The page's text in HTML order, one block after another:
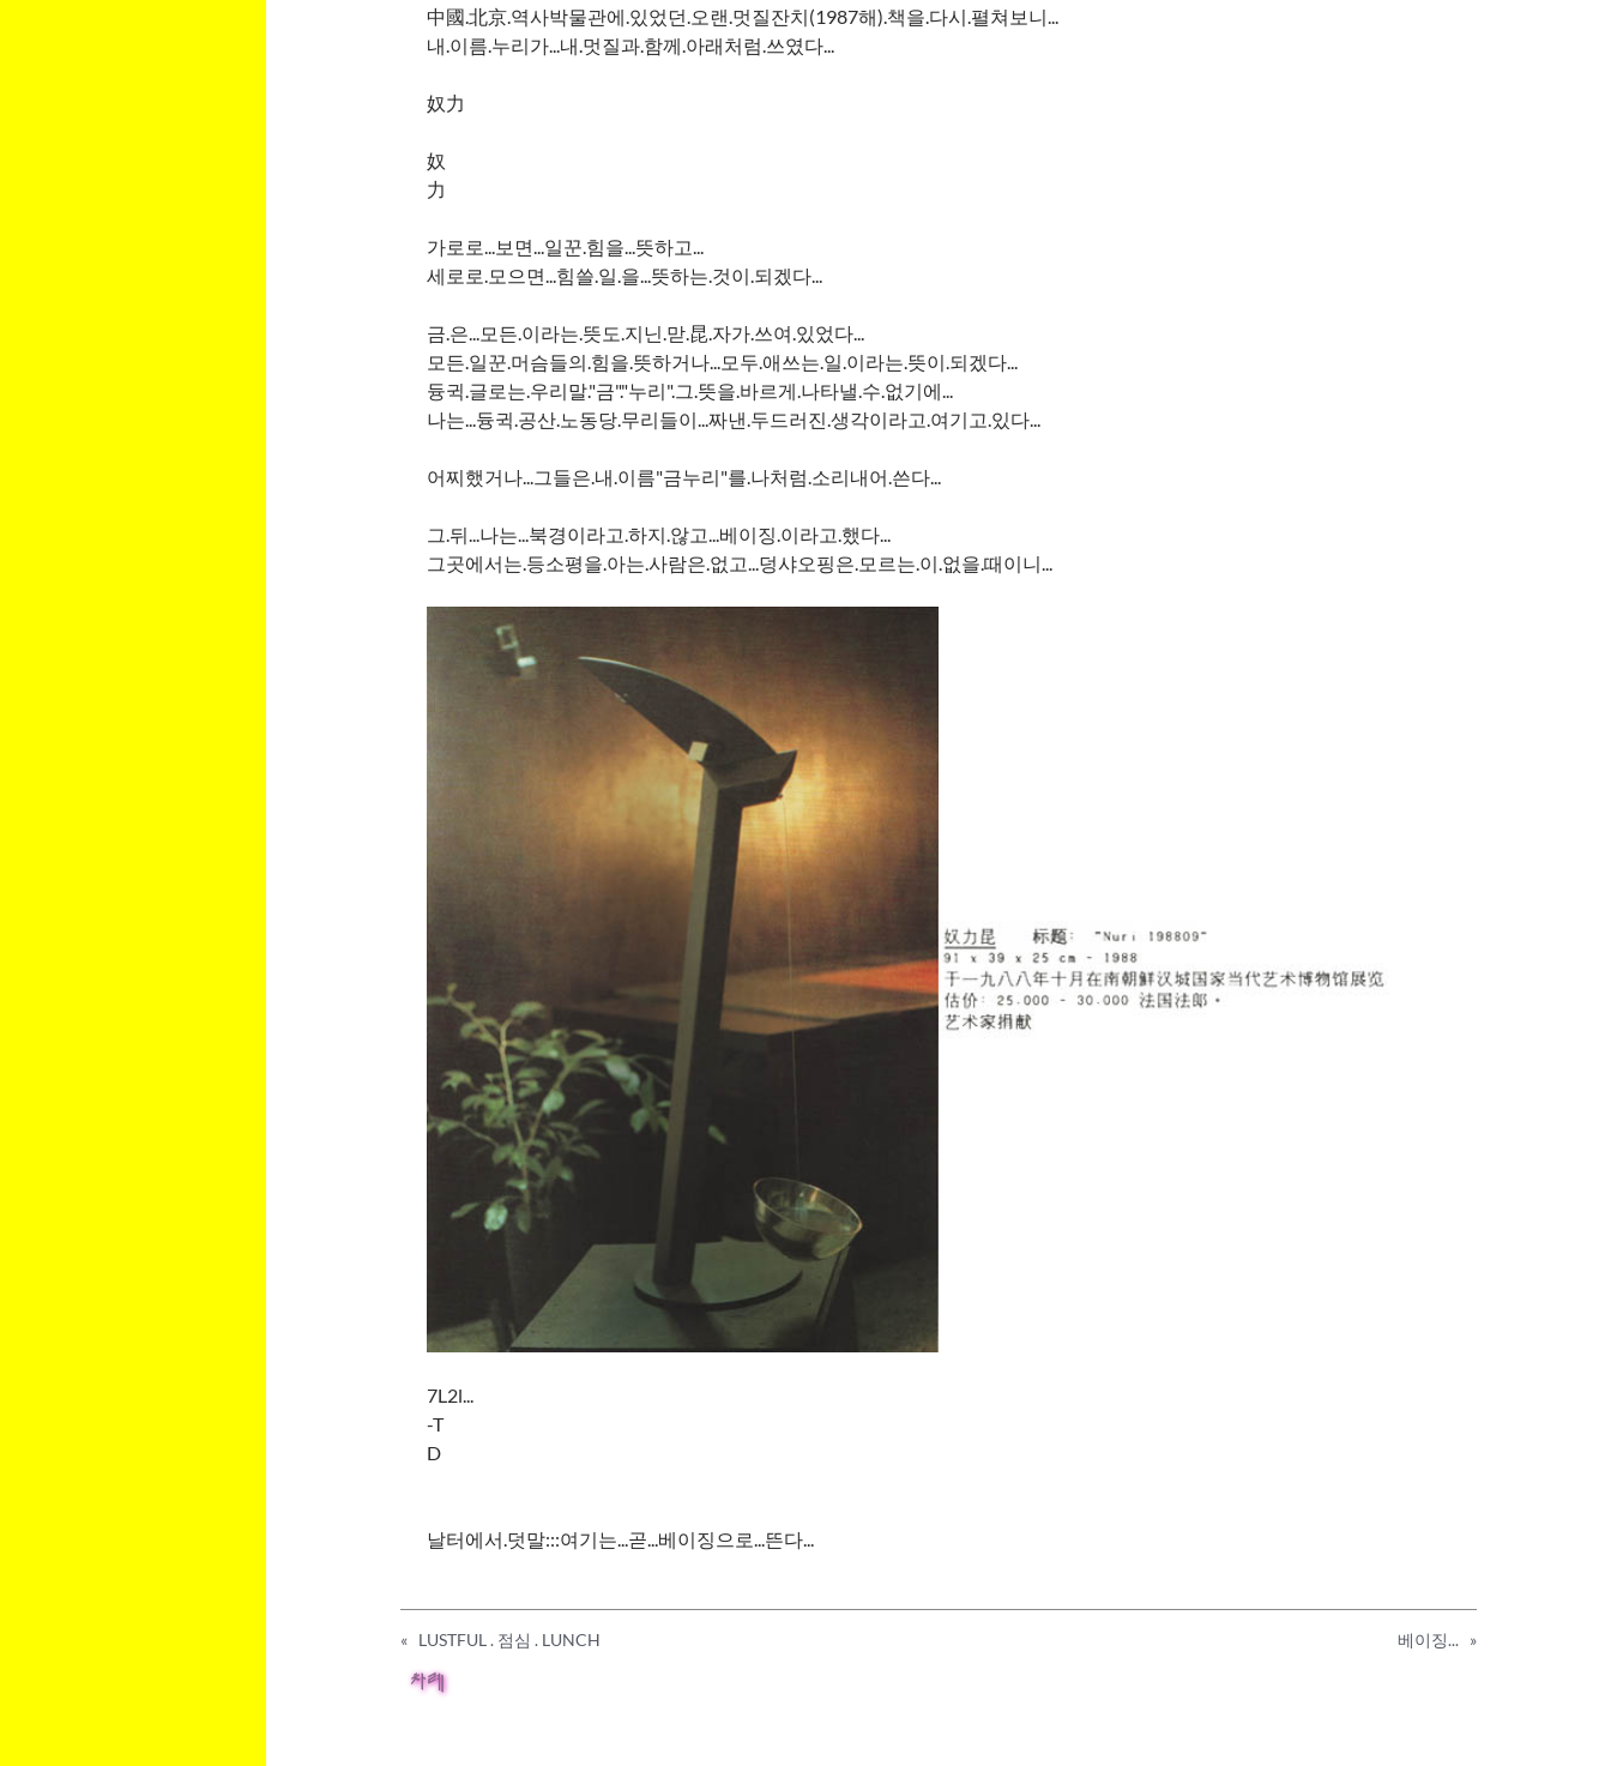
中國.北京.역사박물관에.있었던.오랜.멋질잔치(1987해).책을.다시.펼쳐보니...
내.이름.누리가...내.멋질과.함께.아래처럼.쓰였다...
奴力
奴
力
가로로...보면...일꾼.힘을...뜻하고...
세로로.모으면...힘쓸.일.을...뜻하는.것이.되겠다...
금.은...모든.이라는.뜻도.지닌.맏.昆.자가.쓰여.있었다...
모든.일꾼.머슴들의.힘을.뜻하거나...모두.애쓰는.일.이라는.뜻이.되겠다...
듕귁.글로는.우리말."금"."누리".그.뜻을.바르게.나타낼.수.없기에...
나는...듕귁.공산.노동당.무리들이...짜낸.두드러진.생각이라고.여기고.있다...
어찌했거나...그들은.내.이름"금누리"를.나처럼.소리내어.쓴다...
그.뒤...나는...북경이라고.하지.않고...베이징.이라고.했다...
그곳에서는.등소평을.아는.사람은.없고...덩샤오핑은.모르는.이.없을.때이니...
7L2l...
-T
D
날터에서.덧말:::여기는...곧...베이징으로...뜬다...
« LUSTFUL . 점심 . LUNCH 베이징... »
차례